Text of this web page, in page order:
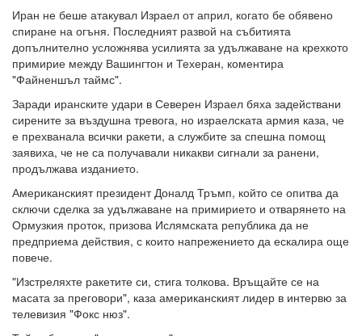
Иран не беше атакувал Израел от април, когато бе обявено
спиране на огъня. Последният развой на събитията
допълнително усложнява усилията за удължаване на крехкото
примирие между Вашингтон и Техеран, коментира
"Файненшъл таймс".
Заради иранските удари в Северен Израел бяха задействани
сирените за въздушна тревога, но израелската армия каза, че
е прехванала всички ракети, а службите за спешна помощ
заявиха, че не са получавали никакви сигнали за ранени,
продължава изданието.
Американският президент Доналд Тръмп, който се опитва да
сключи сделка за удължаване на примирието и отварянето на
Ормузкия проток, призова Ислямската република да не
предприема действия, с които напрежението да ескалира още
повече.
"Изстреляхте ракетите си, стига толкова. Връщайте се на
масата за преговори", каза американският лидер в интервю за
телевизия "Фокс нюз".